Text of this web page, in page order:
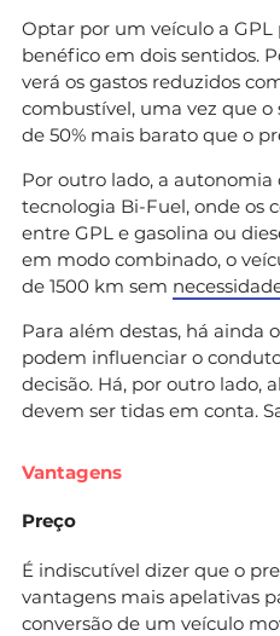
Optar por um veículo a GPL
benéfico em dois sentidos.
verá os gastos reduzidos
combustível, uma vez que o
de 50% mais barato que o
Por outro lado, a autonomia
tecnologia Bi-Fuel, onde os
entre GPL e gasolina ou
em modo combinado, o
de 1500 km sem
Para além destas, há ainda
podem influenciar o
decisão. Há, por outro lado,
devem ser tidas em conta.
Vantagens
Preço
É indiscutível dizer que o
vantagens mais apelativas
conversão de um veículo